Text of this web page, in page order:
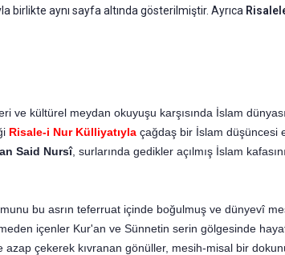
birlikte aynı sayfa altında gösterilmiştir. Ayrıca
ve kültürel meydan okuyuşu karşısında İslam
Risale-i Nur Külliyatıyla çağdaş bir İslam düşüncesi
Said Nursî, surlarında gedikler açılmış İslam
bu asrın teferruat içinde boğulmuş ve dünyevî
içenler Kur'an ve Sün­netin serin gölgesinde
azap çeke­rek kıvranan gönüller, mesih-misal bir